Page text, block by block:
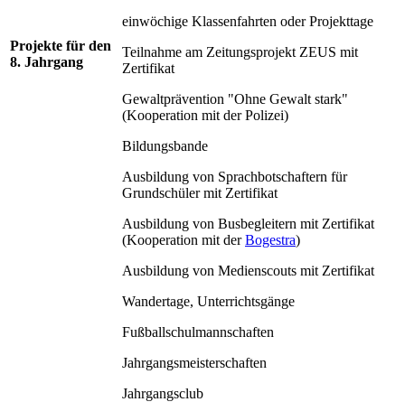
Projekte für den
8. Jahrgang
einwöchige Klassenfahrten oder Projekttage
Teilnahme am Zeitungsprojekt ZEUS mit
Zertifikat
Gewaltprävention "Ohne Gewalt stark"
(Kooperation mit der Polizei)
Bildungsbande
Ausbildung von Sprachbotschaftern für
Grundschüler mit Zertifikat
Ausbildung von Busbegleitern mit Zertifikat
(Kooperation mit derBogestra)
Ausbildung von Medienscouts mit Zertifikat
Wandertage, Unterrichtsgänge
Fußballschulmannschaften
Jahrgangsmeisterschaften
Jahrgangsclub